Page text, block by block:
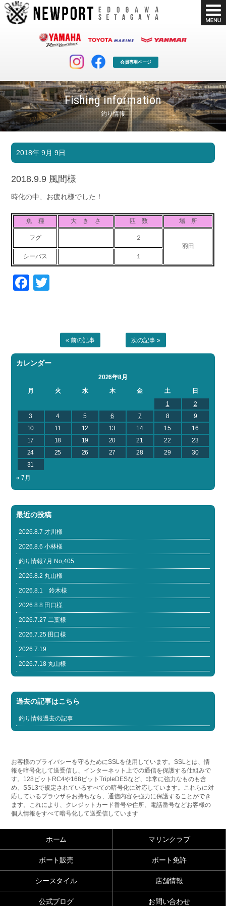
会員専用ページ
Fishing information
釣り情報
マリンクラブ
マリンライフを堪能したい！
ボート販売
ボート免許
長年の実績と信頼！
Shop Info. Blog
お問い合わせ
Contact us
採用情報 リンク集
2018年 9月 9日
2018.9.9 風間様
時化の中、お疲れ様でした！
魚 種 大 き さ 匹 数 場 所
フグ
２
羽田
シーバス
１
Facebook
« 前の記事 次の記事 »
カレンダー
2026年8月
月
火 水 木 金 土
日
1
2
3
4 5 6 7 8
9
10
11 12 13 14 15
16
17
18 19 20 21 22
23
24
25 26 27 28 29
30
31
« 7月
最近の投稿
2026.8.7 才川様
2026.8.6 小林様
釣り情報7月 No,405
2026.8.2 丸山様
2026.8.1 鈴木様
2026.8.8 田口様
2026.7.27 二葉様
2026.7.25 田口様
2026.7.19
2026.7.18 丸山様
過去の記事はこちら
釣り情報過去の記事
お客様のプライバシーを守るためにSSLを使用しています。SSLとは、情
報を暗号化して送受信し、インターネット上での通信を保護する仕組みで
す。128ビットRC4や168ビットTripleDESなど、非常に強力なものも含
め、SSL3で規定されているすべての暗号化に対応しています。これらに対
応しているブラウザをお持ちなら、通信内容を強力に保護することができ
ます。これにより、クレジットカード番号や住所、電話番号などお客様の
個人情報をすべて暗号化して送受信しています
ホーム マリンクラブ
ボート販売 ボート免許
シースタイル 店舗情報
公式ブログ お問い合わせ